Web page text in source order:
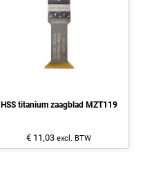
HSS titanium zaagblad MZT119
€ 11,03 excl. BTW